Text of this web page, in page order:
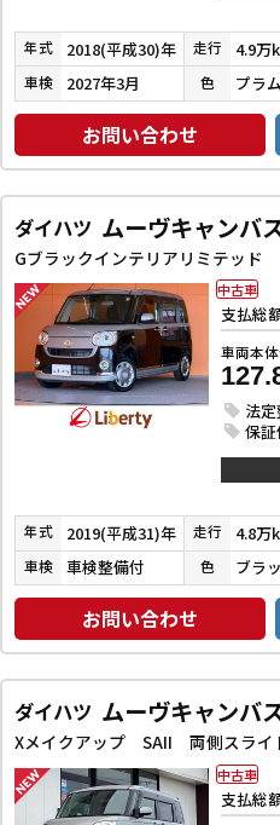
年式 2018(平成30)年 走行 4.9万
車検 2027年3月 色
お問い合わせ
ダイハツ ムーヴキャンバ
支払総
車両本
法
保
中古車
年式 2019(平成31)年 走行 4.8万
車検 車検整備付 色
お問い合わせ
ダイハツ ムーヴキャンバ
支払総
中古車